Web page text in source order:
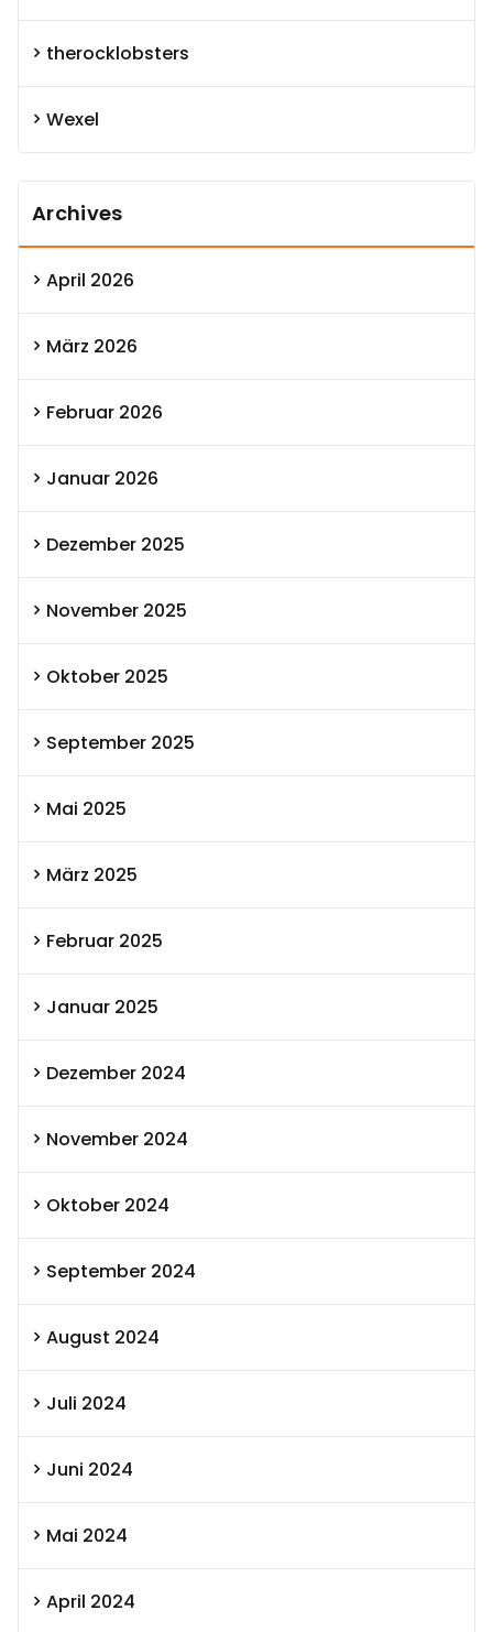
therocklobsters
Wexel
Archives
April 2026
März 2026
Februar 2026
Januar 2026
Dezember 2025
November 2025
Oktober 2025
September 2025
Mai 2025
März 2025
Februar 2025
Januar 2025
Dezember 2024
November 2024
Oktober 2024
September 2024
August 2024
Juli 2024
Juni 2024
Mai 2024
April 2024